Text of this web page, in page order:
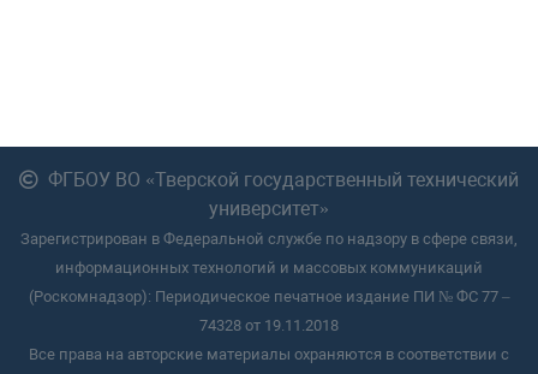
ФГБОУ ВО «Тверской государственный технический
университет»
Зарегистрирован в Федеральной службе по надзору в сфере связи,
информационных технологий и массовых коммуникаций
(Роскомнадзор): Периодическое печатное издание ПИ № ФС 77 –
74328 от 19.11.2018
Все права на авторские материалы охраняются в соответствии с